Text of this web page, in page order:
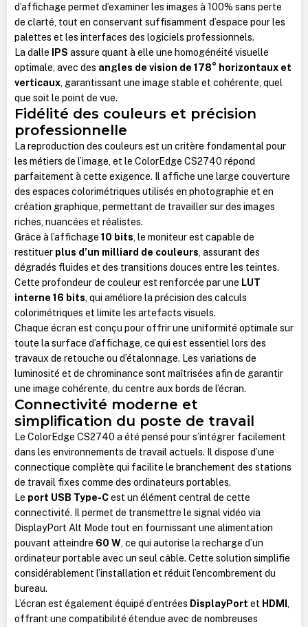
d’affichage permet d’examiner les images à 100% sans perte
de clarté, tout en conservant suffisamment d’espace pour les
palettes et les interfaces des logiciels professionnels.
La dalle
IPS assure quant à elle une homogénéité visuelle
optimale, avec des angles de vision de 178° horizontaux et
verticaux, garantissant une image stable et cohérente, quel
que soit le point de vue.
Fidélité des couleurs et précision
professionnelle
La reproduction des couleurs est un critère fondamental pour
les métiers de l’image, et le ColorEdge CS2740 répond
parfaitement à cette exigence. Il affiche une large couverture
des espaces colorimétriques utilisés en photographie et en
création graphique, permettant de travailler sur des images
riches, nuancées et réalistes.
Grâce à l’affichage 10 bits, le moniteur est capable de
restituer plus d’un milliard de couleurs, assurant des
dégradés fluides et des transitions douces entre les teintes.
Cette profondeur de couleur est renforcée par une LUT
interne 16 bits, qui améliore la précision des calculs
colorimétriques et limite les artefacts visuels.
Chaque écran est conçu pour offrir une uniformité optimale sur
toute la surface d’affichage, ce qui est essentiel lors des
travaux de retouche ou d’étalonnage. Les variations de
luminosité et de chrominance sont maîtrisées afin de garantir
une image cohérente, du centre aux bords de l’écran.
Connectivité moderne et
simplification du poste de travail
Le ColorEdge CS2740 a été pensé pour s’intégrer facilement
dans les environnements de travail actuels. Il dispose d’une
connectique complète qui facilite le branchement des stations
de travail fixes comme des ordinateurs portables.
Le port USB Type-Cest un élément central de cette
connectivité. Il permet de transmettre le signal vidéo via
DisplayPort Alt Mode tout en fournissant une alimentation
pouvant atteindre 60 W, ce qui autorise la recharge d’un
ordinateur portable avec un seul câble. Cette solution simplifie
considérablement l’installation et réduit l’encombrement du
bureau.
L’écran est également équipé d’entrées DisplayPort et HDMI ,
offrant une compatibilité étendue avec de nombreuses